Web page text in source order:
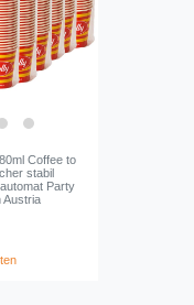
Coffee to
stabil
Party
Austria